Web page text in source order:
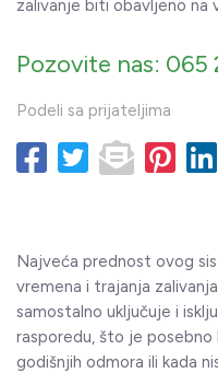
zalivanje biti obavljeno na
Pozovite nas: 065
Podeli sa prijateljima
Najveća prednost ovog
vremena i trajanja
samostalno uključuje i
rasporedu, što je
godišnjih odmora ili kada